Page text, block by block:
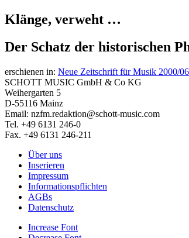
Klänge, verweht …
Der Schatz der historischen
erschienen in: Neue Zeitschrift für Musik 2000/06
SCHOTT MUSIC GmbH & Co KG
Weihergarten 5
D-55116 Mainz
Email: nzfm.redaktion@schott-music.com
Tel. +49 6131 246-0
Fax. +49 6131 246-211
Über uns
Inserieren
Impressum
Informationspflichten
AGBs
Datenschutz
Increase Font